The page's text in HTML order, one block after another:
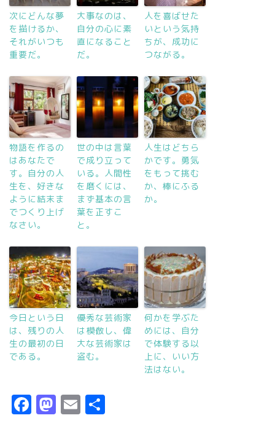
次にどんな夢
を描けるか、
それがいつも
重要だ。
大事なのは、
自分の心に素
直になること
だ。
人を喜ばせた
いという気持
ちが、成功に
つながる。
物語を作るの
はあなたで
す。自分の人
生を、好きな
ように結末ま
でつくり上げ
なさい。
世の中は言葉
で成り立って
いる。人間性
を磨くには、
まず基本の言
葉を正すこ
と。
人生はどちら
かです。勇気
をもって挑む
か、棒にふる
か。
今日という日
は、残りの人
生の最初の日
である。
優秀な芸術家
は模倣し、偉
大な芸術家は
盗む。
何かを学ぶた
めには、自分
で体験する以
上に、いい方
法はない。
F M E